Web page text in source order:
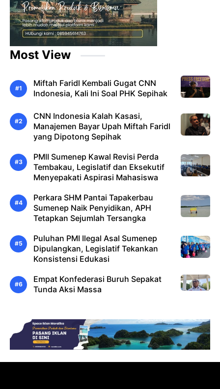
Most View
Miftah Faridl Kembali Gugat CNN
Indonesia, Kali Ini Soal PHK Sepihak
CNN Indonesia Kalah Kasasi,
Manajemen Bayar Upah Miftah Faridl
yang Dipotong Sepihak
PMII Sumenep Kawal Revisi Perda
Tembakau, Legislatif dan Eksekutif
Menyepakati Aspirasi Mahasiswa
Perkara SHM Pantai Tapakerbau
Sumenep Naik Penyidikan, APH
Tetapkan Sejumlah Tersangka
Puluhan PMI Ilegal Asal Sumenep
Dipulangkan, Legislatif Tekankan
Konsistensi Edukasi
Empat Konfederasi Buruh Sepakat
Tunda Aksi Massa